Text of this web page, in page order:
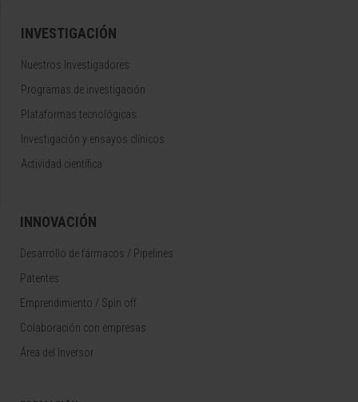
INVESTIGACIÓN
Nuestros Investigadores
Programas de investigación
Plataformas tecnológicas
Investigación y ensayos clínicos
Actividad científica
INNOVACIÓN
Desarrollo de fármacos / Pipelines
Patentes
Emprendimiento / Spin off
Colaboración con empresas
Área del Inversor